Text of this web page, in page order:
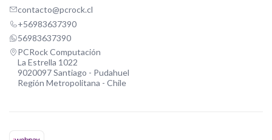
contacto@pcrock.cl
+56983637390
56983637390
PCRock Computación
La Estrella 1022
9020097 Santiago - Pudahuel
Región Metropolitana - Chile